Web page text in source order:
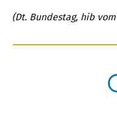
(Dt. Bundestag, hib